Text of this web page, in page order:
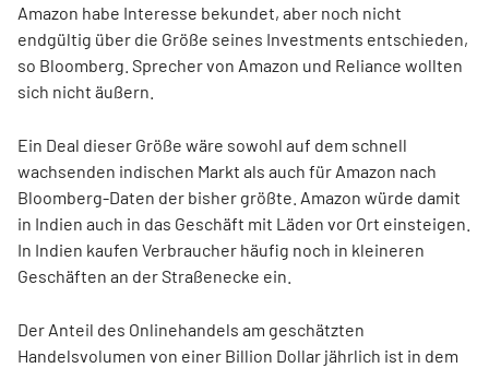
Amazon habe Interesse bekundet, aber noch nicht
endgültig über die Größe seines Investments entschieden,
so Bloomberg. Sprecher von Amazon und Reliance wollten
sich nicht äußern.
Ein Deal dieser Größe wäre sowohl auf dem schnell
wachsenden indischen Markt als auch für Amazon nach
Bloomberg-Daten der bisher größte. Amazon würde damit
in Indien auch in das Geschäft mit Läden vor Ort einsteigen.
In Indien kaufen Verbraucher häufig noch in kleineren
Geschäften an der Straßenecke ein.
Der Anteil des Onlinehandels am geschätzten
Handelsvolumen von einer Billion Dollar jährlich ist in dem